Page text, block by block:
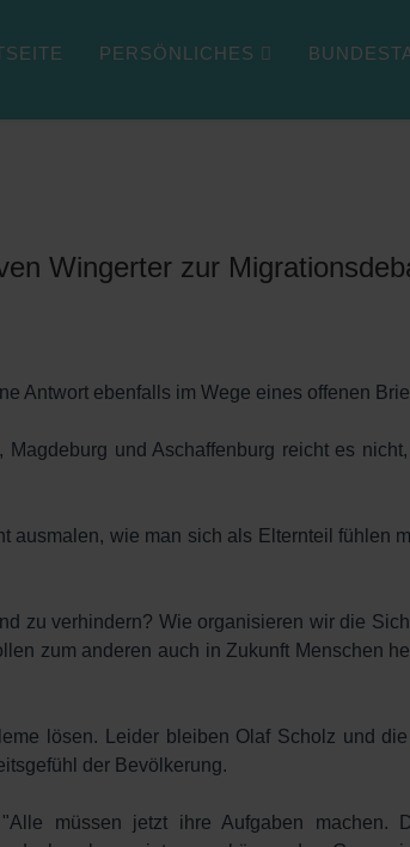
PERSÖNLICHES
Wingerter zur
Antwort ebenfalls im Wege eines offenen
und Aschaffenburg reicht es
ausmalen, wie man sich als Elternteil fühlen
zu verhindern? Wie organisieren wir die
zum anderen auch in Zukunft Menschen
lösen. Leider bleiben Olaf Scholz und
der Bevölkerung.
müssen jetzt ihre Aufgaben machen.